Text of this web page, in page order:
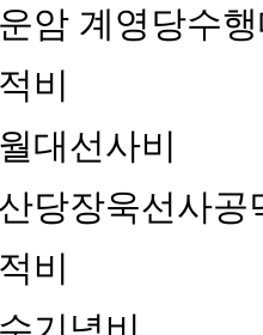
암 계영당수
비
대선사비
당장욱선사공
비